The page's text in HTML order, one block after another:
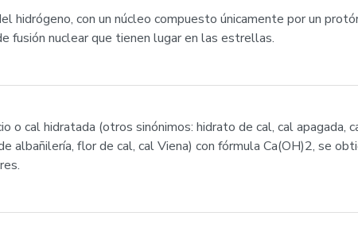
hidrógeno, con un núcleo compuesto únicamente por un
fusión nuclear que tienen lugar en las estrellas.
o cal hidratada (otros sinónimos: hidrato de cal, cal apagada,
albañilería, flor de cal, cal Viena) con fórmula Ca(OH)2, se